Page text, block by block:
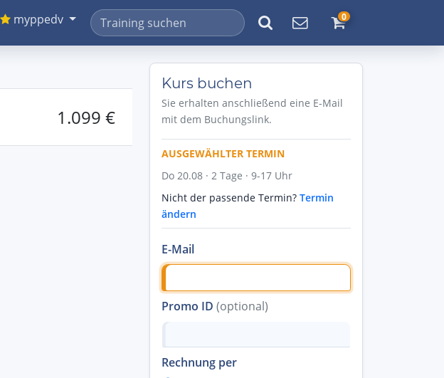
myppedv 0
1.099 €
Kurs buchen
Sie erhalten anschließend eine E-Mail
mit dem Buchungslink.
AUSGEWÄHLTER TERMIN
Do 20.08 · 2 Tage · 9-17 Uhr
Nicht der passende Termin? Termin
ändern
E-Mail
Promo ID (optional)
Rechnung per